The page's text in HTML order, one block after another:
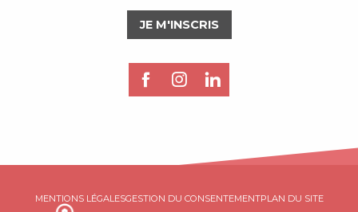
JE M'INSCRIS
MENTIONS LÉGALESGESTION DU CONSENTEMENTPLAN DU SITE